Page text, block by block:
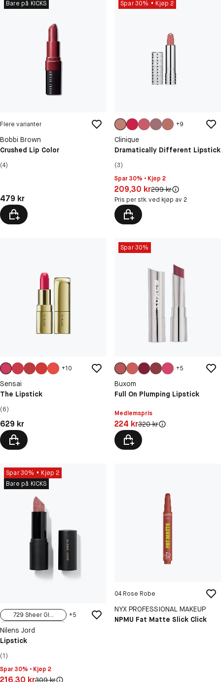
Bare på KICKS
Flere varianter
Bobbi Brown
Crushed Lip Color
(4)
Pris: 479 kr
479 kr
Spar 30% Kjøp 2
+9
Clinique
Dramatically Different Lipstick
(3)
Spar 30% • Kjøp 2
Pris: 209,30 kr
209,30 krOriginal pris:
299 kr
Pris per stk. ved kjøp av 2
+10
Sensai
The Lipstick
(6)
Pris: 629 kr
629 kr
Spar 30%
+5
Buxom
Full On Plumping Lipstick
Medlemspris
Pris: 224 kr
224 krOriginal pris:
320 kr
Spar 30%
Kjøp 2
Bare på KICKS
729 Sheer Gl...
7735 Carrot ...
7737 Deep Plum
+5
Nilens Jord
Lipstick
(1)
Spar 30% • Kjøp 2
Pris: 216,30 kr
216,30 krOriginal pris:
309 kr
04 Rose Robe
NYX PROFESSIONAL MAKEUP
NPMU Fat Matte Slick Click